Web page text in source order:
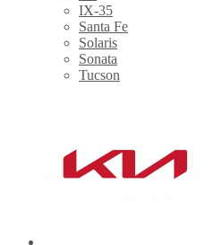
IX-35
Santa Fe
Solaris
Sonata
Tucson